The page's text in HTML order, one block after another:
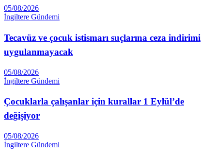
05/08/2026
İngiltere Gündemi
Tecavüz ve çocuk istismarı suçlarına ceza indirimi
uygulanmayacak
05/08/2026
İngiltere Gündemi
Çocuklarla çalışanlar için kurallar 1 Eylül’de
değişiyor
05/08/2026
İngiltere Gündemi